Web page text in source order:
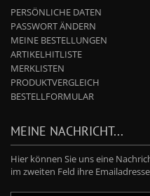
PERSÖNLICHE DATEN
PASSWORT ÄNDERN
MEINE BESTELLUNGEN
ARTIKELHITLISTE
MERKLISTEN
PRODUKTVERGLEICH
BESTELLFORMULAR
MEINE NACHRICHT...
Hier können Sie uns eine
im zweiten Feld ihre